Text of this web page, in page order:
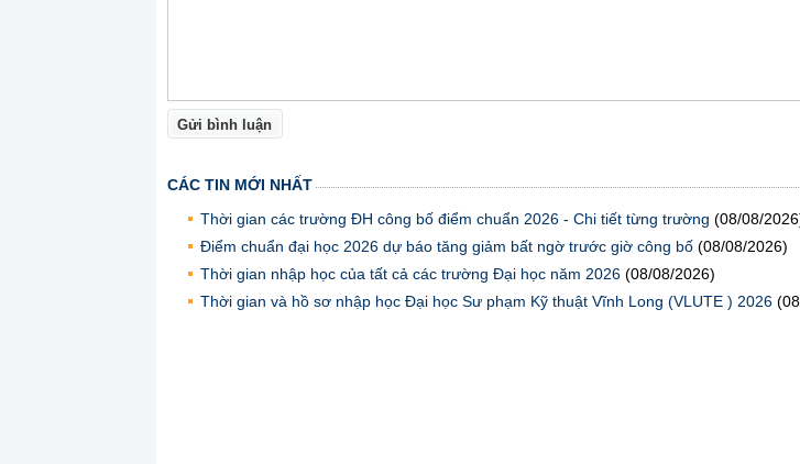
Gửi bình luận
CÁC TIN MỚI NHẤT
Thời gian các trường ĐH công bố điểm chuẩn 2026 - Chi tiết từng trường (08/08/
Điểm chuẩn đại học 2026 dự báo tăng giảm bất ngờ trước giờ công bố (08/08/2026)
Thời gian nhập học của tất cả các trường Đại học năm 2026 (08/08/2026)
Thời gian và hồ sơ nhập học Đại học Sư phạm Kỹ thuật Vĩnh Long (VLUTE ) 2026